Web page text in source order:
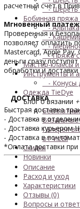
- Шерсть
Бобинная пряжа
- Альпака
-
-
- Пряжа с
Мастер-классы
Инструменты и
- Конусы
Одежда TieDye
Блог о вязании +
Галерея
от VizEll
Скидки
Новинки
расчетный счет в
Мгновенный
Проверенная и
позволяет оплатить
Mastercard, Apple Pay,
деньги сразу
обработки и доставки
ДОСТАВКА
Быстрая доставка
- Доставка в
- Доставка курьером
- Доставка в
*Оплата доставки
Описание
Расход и уход
Характеристики
Отзывы (0)
Вопросы и